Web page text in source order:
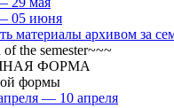
05 июня
материалы архивом за
the semester~~~
ФОРМА
формы
— 10 апреля